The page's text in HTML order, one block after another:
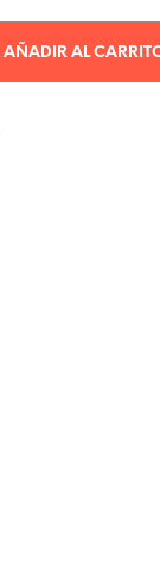
AÑADIR AL